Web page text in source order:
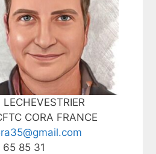
CORA FRANCE
85 31